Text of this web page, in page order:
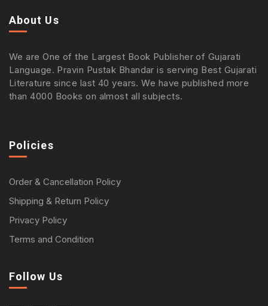
About Us
We are One of the Largest Book Publisher of Gujarati
Language. Pravin Pustak Bhandar is serving Best Gujarati
Literature since last 40 years. We have published more
than 4000 Books on almost all subjects.
Policies
Order & Cancellation Policy
Shipping & Return Policy
Privacy Policy
Terms and Condition
Follow Us